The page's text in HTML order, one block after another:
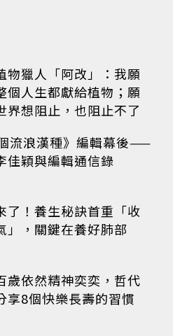
物獵人「阿改」：我願
個人生都獻給植物；願
界想阻止，也阻止不了
流浪漢種》編輯幕後——
佳穎與編輯通信錄
了！養生秘訣首重「收
」，關鍵在養好肺部
歲依然精神奕奕，哲代
享8個快樂長壽的習慣